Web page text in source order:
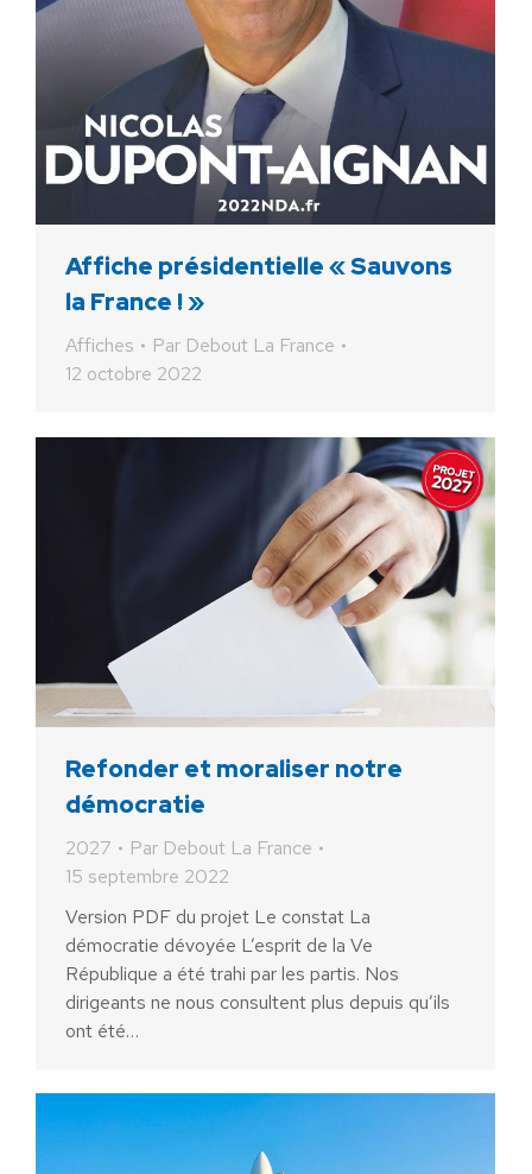
Affiche présidentielle « Sauvons
la France ! »
Affiches Par Debout La France
12 octobre 2022
Refonder et moraliser notre
démocratie
2027 Par Debout La France
15 septembre 2022
Version PDF du projet Le constat La
démocratie dévoyée L’esprit de la Ve
République a été trahi par les partis. Nos
dirigeants ne nous consultent plus depuis qu’ils
ont été…